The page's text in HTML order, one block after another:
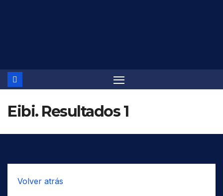
Eibi. Resultados 1
Volver atrás